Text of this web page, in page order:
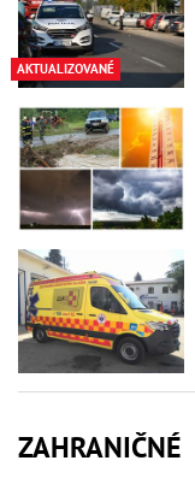
AKTUALIZOVANÉ
ZAHRANIČNÉ